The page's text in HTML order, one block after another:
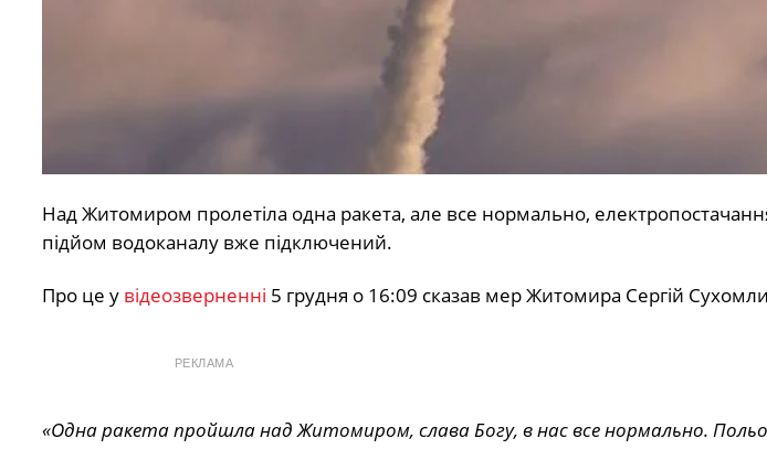
Над Житомиром пролетіла одна ракета, але все нормально,
підйом водоканалу вже підключений.
Про це у відеозверненні 5 грудня о 16:09 сказав мер Житомира Сергій
РЕКЛАМА
«Одна ракета пройшла над Житомиром, слава Богу, в нас все нормально.